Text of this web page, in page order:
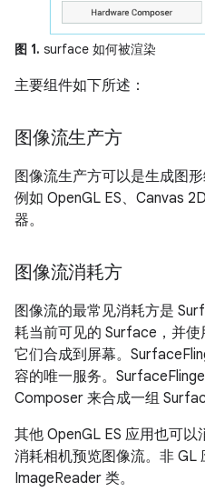
图 1. surface 如何被渲染
主要组件如下所述：
图像流生产方
图像流生产方可以是生成图
例如 OpenGL ES、Canvas
器。
图像流消耗方
图像流的最常见消耗方是
耗当前可见的 Surface，并
它们合成到屏幕。
容的唯一服务。
Composer 来合成一组
其他 OpenGL ES 应用也可
消耗相机预览图像流。非 GL
ImageReader 类。